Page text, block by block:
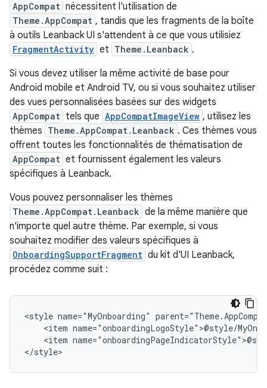
AppCompat nécessitent l'utilisation de
Theme.AppCompat , tandis que les fragments de la boîte
à outils Leanback UI s'attendent à ce que vous utilisiez
FragmentActivity et Theme.Leanback .
Si vous devez utiliser la même activité de base pour
Android mobile et Android TV, ou si vous souhaitez utiliser
des vues personnalisées basées sur des widgets
AppCompat tels que AppCompatImageView , utilisez les
thèmes Theme.AppCompat.Leanback . Ces thèmes vous
offrent toutes les fonctionnalités de thématisation de
AppCompat et fournissent également les valeurs
spécifiques à Leanback.
Vous pouvez personnaliser les thèmes
Theme.AppCompat.Leanback de la même manière que
n'importe quel autre thème. Par exemple, si vous
souhaitez modifier des valeurs spécifiques à
OnboardingSupportFragment du kit d'UI Leanback,
procédez comme suit :
<style name="MyOnboarding"
<item
<item
</style>